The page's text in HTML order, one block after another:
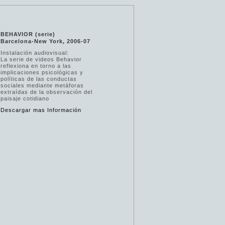
BEHAVIOR (serie)
Barcelona-New York, 2006-07
Instalación audiovisual:
La serie de videos Behavior
reflexiona en torno a las
implicaciones psicológicas y
políticas de las conductas
sociales mediante metáforas
extraídas de la observación del
paisaje cotidiano
Descargar mas Información